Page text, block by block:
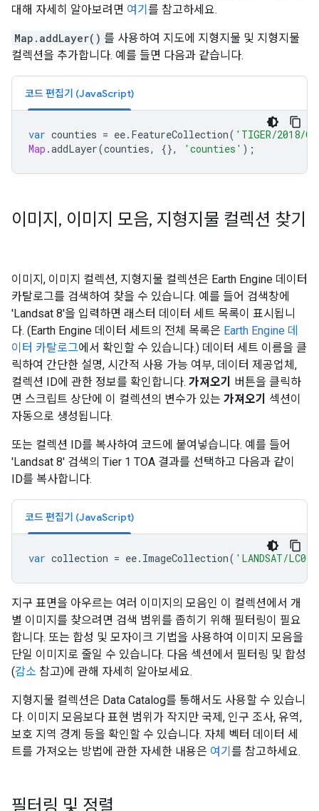
대해 자세히 알아보려면 여기 를 참고하세요.
Map.addLayer() 를 사용하여 지도에 지형지물 및 지형지물
컬렉션을 추가합니다. 예를 들면 다음과 같습니다.
코드 편집기 (JavaScript)
var counties = ee. FeatureCollection( 'TIGER/2018/
Map .addLayer(counties, {}, 'counties' );
이미지 , 이미지 모음, 지형지물 컬렉션 찾기
이미지, 이미지 컬렉션, 지형지물 컬렉션은 Earth Engine 데이터
카탈로그를 검색하여 찾을 수 있습니다. 예를 들어 검색창에
'Landsat 8'을 입력하면 래스터 데이터 세트 목록이 표시됩니
다. (Earth Engine 데이터 세트의 전체 목록은 Earth Engine 데
이터 카탈로그에서 확인할 수 있습니다.) 데이터 세트 이름을 클
릭하여 간단한 설명, 시간적 사용 가능 여부, 데이터 제공업체,
컬렉션 ID에 관한 정보를 확인합니다. 가져오기
버튼을 클릭하
면 스크립트 상단에 이 컬렉션의 변수가 있는 가져오기
섹션이
자동으로 생성됩니다.
또는 컬렉션 ID를 복사하여 코드에 붙여넣습니다. 예를 들어
'Landsat 8' 검색의 Tier 1 TOA 결과를 선택하고 다음과 같이
ID를 복사합니다.
코드 편집기 (JavaScript)
var collection = ee. ImageCollection( 'LANDSAT/
지구 표면을 아우르는 여러 이미지의 모음인 이 컬렉션에서 개
별 이미지를 찾으려면 검색 범위를 좁히기 위해 필터링이 필요
합니다. 또는 합성 및 모자이크 기법을 사용하여 이미지 모음을
단일 이미지로 줄일 수 있습니다. 다음 섹션에서 필터링 및 합성
(감소 참고)에 관해 자세히 알아보세요.
지형지물 컬렉션은 Data Catalog를 통해서도 사용할 수 있습니
다. 이미지 모음보다 표현 범위가 작지만 국제, 인구 조사, 유역,
보호 지역 경계 등을 확인할 수 있습니다. 자체 벡터 데이터 세
트를 가져오는 방법에 관한 자세한 내용은 여기 를 참고하세요.
필터링 및 정렬